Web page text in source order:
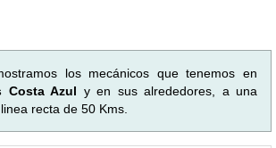
los mecánicos que tenemos en
Costa Azul y en sus alrededores, a una
recta de 50 Kms.